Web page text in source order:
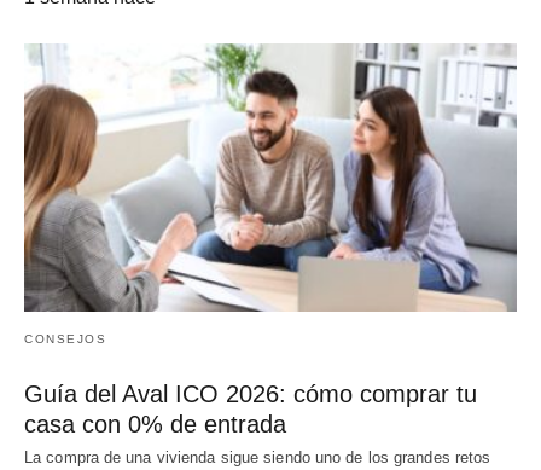
CONSEJOS
Guía del Aval ICO 2026: cómo comprar tu
casa con 0% de entrada
La compra de una vivienda sigue siendo uno de los grandes retos